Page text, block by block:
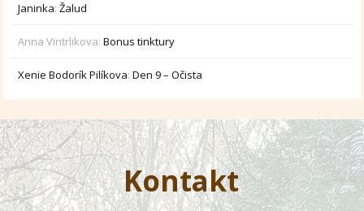
Janinka:Žalud
Anna Vintrlikova:Bonus tinktury
Xenie Bodorík Pilíkova:Den 9 – Očista
Kontakt